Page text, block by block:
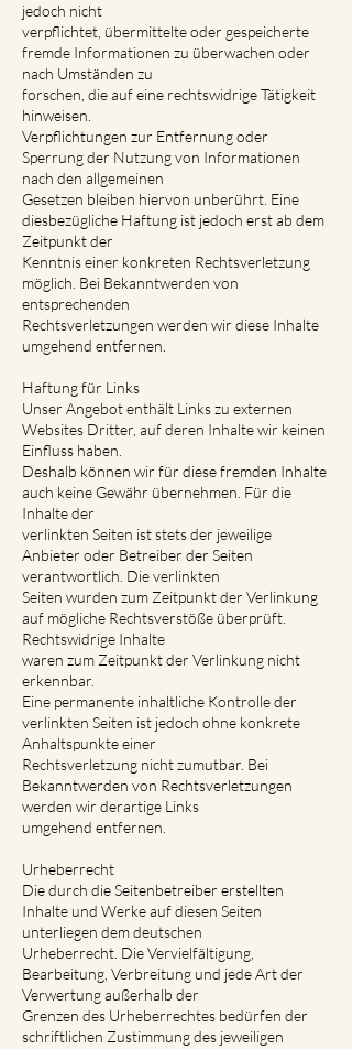
jedoch nicht
verpflichtet, übermittelte oder gespeicherte
fremde Informationen zu überwachen oder
nach Umständen zu
forschen, die auf eine rechtswidrige Tätigkeit
hinweisen.
Verpflichtungen zur Entfernung oder
Sperrung der Nutzung von Informationen
nach den allgemeinen
Gesetzen bleiben hiervon unberührt. Eine
diesbezügliche Haftung ist jedoch erst ab dem
Zeitpunkt der
Kenntnis einer konkreten Rechtsverletzung
möglich. Bei Bekanntwerden von
entsprechenden
Rechtsverletzungen werden wir diese Inhalte
umgehend entfernen.
Haftung für Links
Unser Angebot enthält Links zu externen
Websites Dritter, auf deren Inhalte wir keinen
Einfluss haben.
Deshalb können wir für diese fremden Inhalte
auch keine Gewähr übernehmen. Für die
Inhalte der
verlinkten Seiten ist stets der jeweilige
Anbieter oder Betreiber der Seiten
verantwortlich. Die verlinkten
Seiten wurden zum Zeitpunkt der Verlinkung
auf mögliche Rechtsverstöße überprüft.
Rechtswidrige Inhalte
waren zum Zeitpunkt der Verlinkung nicht
erkennbar.
Eine permanente inhaltliche Kontrolle der
verlinkten Seiten ist jedoch ohne konkrete
Anhaltspunkte einer
Rechtsverletzung nicht zumutbar. Bei
Bekanntwerden von Rechtsverletzungen
werden wir derartige Links
umgehend entfernen.
Urheberrecht
Die durch die Seitenbetreiber erstellten
Inhalte und Werke auf diesen Seiten
unterliegen dem deutschen
Urheberrecht. Die Vervielfältigung,
Bearbeitung, Verbreitung und jede Art der
Verwertung außerhalb der
Grenzen des Urheberrechtes bedürfen der
schriftlichen Zustimmung des jeweiligen